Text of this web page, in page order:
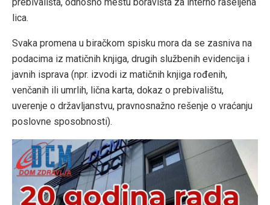
lica.
Svaka promena u biračkom spisku mora da se zasniva na
podacima iz matičnih knjiga, drugih službenih evidencija i
javnih isprava (npr. izvodi iz matičnih knjiga rođenih,
venčanih ili umrlih, lična karta, dokaz o prebivalištu,
uverenje o državljanstvu, pravnosnažno rešenje o vraćanju
poslovne sposobnosti).